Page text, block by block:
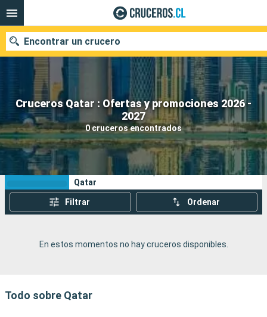
Cruceros Qatar : Ofertas y promociones 2026 -
2027
0 cruceros encontrados
Encontrar un crucero
Nuestros destinos
Fecha de salida
Puertos Compañías
Buscar
Sus criterios de búsqueda:
Qatar
Filtrar Ordenar
En estos momentos no hay cruceros disponibles.
Todo sobre Qatar